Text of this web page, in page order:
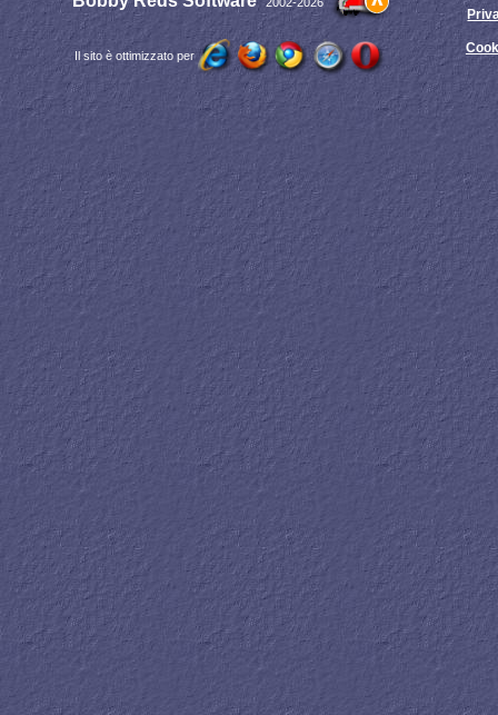
2002-2026
Il sito è ottimizzato per